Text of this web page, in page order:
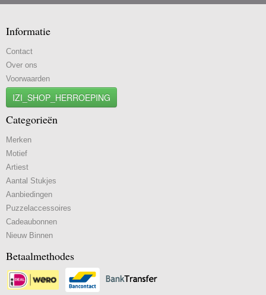
Informatie
Contact
Over ons
Voorwaarden
IZI_SHOP_HERROEPING
Categorieën
Merken
Motief
Artiest
Aantal Stukjes
Aanbiedingen
Puzzelaccessoires
Cadeaubonnen
Nieuw Binnen
Betaalmethodes